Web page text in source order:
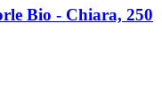
Bio -​ Chiara, 250